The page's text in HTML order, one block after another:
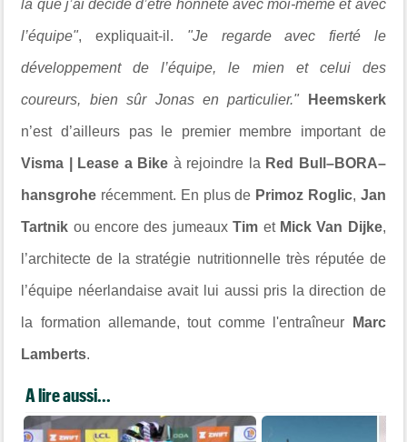
là que j’ai décidé d’être honnête avec moi-même et avec
l’équipe", expliquait-il. "Je regarde avec fierté le
développement de l’équipe, le mien et celui des
coureurs, bien sûr Jonas en particulier." Heemskerk
n’est d’ailleurs pas le premier membre important de
Visma | Lease a Bike à rejoindre la Red Bull–BORA–
hansgrohe récemment. En plus de Primoz Roglic, Jan
Tartnik ou encore des jumeauxTim et Mick Van Dijke,
l’architecte de la stratégie nutritionnelle très réputée de
l’équipe néerlandaise avait lui aussi pris la direction de
la formation allemande, tout comme l'entraîneur Marc
Lamberts.
A lire aussi...